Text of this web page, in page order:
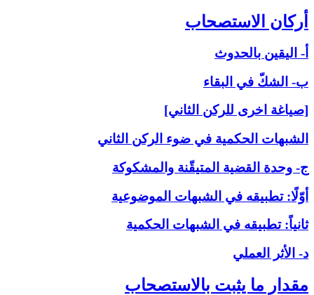
أركان الاستصحاب‏
أ- اليقين بالحدوث
ب- الشكّ في البقاء
[صياغة اخرى للركن الثاني]
الشبهات الحكمية في ضوء الركن الثاني
ج- وحدة القضية المتيقّنة والمشكوكة
أوّلًا: تطبيقه في الشبهات الموضوعية
ثانياً: تطبيقه في الشبهات الحكمية
د- الأثر العملي
مقدار ما يثبت بالاستصحاب‏